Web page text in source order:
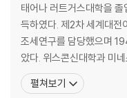
1. 연방준비제도의 기원
2. 초기의 연방준비은행제도
3. 대공황의 내습
5. 진실과 주장
태어나 러트거스대학을
득하였다. 제2차 세계대전
조세연구를 담당했으며
았다. 위스콘신대학과 미
8년 시카고대학으로 옮겨
다.1977년 이후에는 샌프
펼쳐보기